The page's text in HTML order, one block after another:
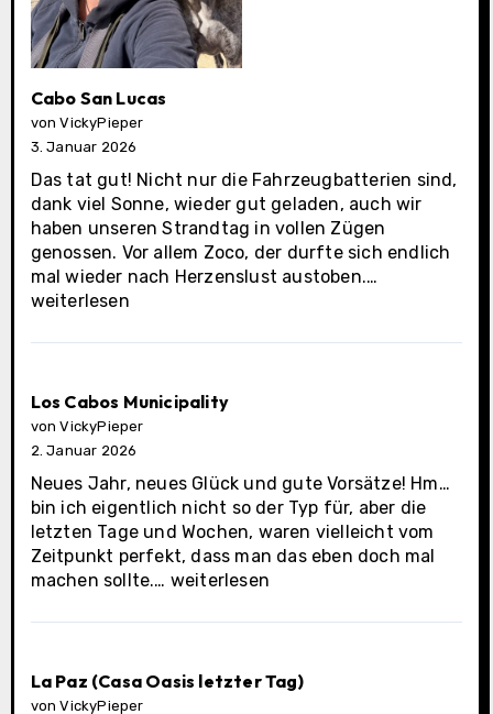
Cabo San Lucas
von VickyPieper
3. Januar 2026
Das tat gut! Nicht nur die Fahrzeugbatterien sind,
dank viel Sonne, wieder gut geladen, auch wir
haben unseren Strandtag in vollen Zügen
genossen. Vor allem Zoco, der durfte sich endlich
mal wieder nach Herzenslust austoben.…
weiterlesen
Los Cabos Municipality
von VickyPieper
2. Januar 2026
Neues Jahr, neues Glück und gute Vorsätze! Hm…
bin ich eigentlich nicht so der Typ für, aber die
letzten Tage und Wochen, waren vielleicht vom
Zeitpunkt perfekt, dass man das eben doch mal
machen sollte.… Los
Municipality
weiterlesen
La Paz (Casa Oasis letzter Tag)
von VickyPieper